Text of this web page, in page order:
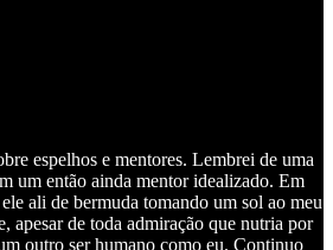
espelhos e mentores. Lembrei de uma
um então ainda mentor idealizado. Em
ali de bermuda tomando um sol ao meu
apesar de toda admiração que nutria por
outro ser humano como eu. Continuo